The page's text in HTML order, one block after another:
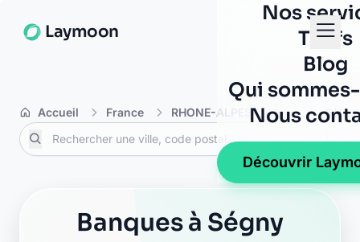
Laymoon
Nos
Tarifs
Blog
Qui
Nous
Découvrir
Accueil France RHONE-ALPES Ain Ségny
Banques à Ségny